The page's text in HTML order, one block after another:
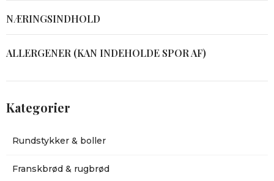
NÆRINGSINDHOLD
ALLERGENER (KAN INDEHOLDE SPOR AF)
Kategorier
Rundstykker & boller
Franskbrød & rugbrød